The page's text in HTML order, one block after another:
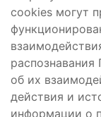
cookies могут
об их
действия и
информации о